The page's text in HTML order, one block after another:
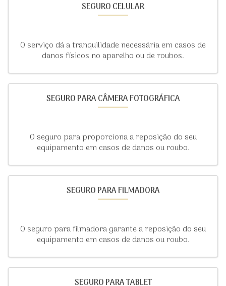
SEGURO CELULAR
O serviço dá a tranquilidade necessária em casos de
danos físicos no aparelho ou de roubos.
SEGURO PARA CÂMERA FOTOGRÁFICA
O seguro para proporciona a reposição do seu
equipamento em casos de danos ou roubo.
SEGURO PARA FILMADORA
O seguro para filmadora garante a reposição do seu
equipamento em casos de danos ou roubo.
SEGURO PARA TABLET